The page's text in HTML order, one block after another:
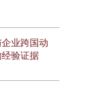
业跨国动
验证据